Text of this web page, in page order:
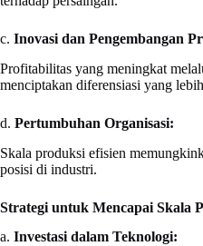
c. Inovasi dan Pengembangan
Profitabilitas yang meningkat
menciptakan diferensiasi yang
d. Pertumbuhan Organisasi:
Skala produksi efisien
posisi di industri.
Strategi untuk Mencapai Skala
a. Investasi dalam Teknologi: